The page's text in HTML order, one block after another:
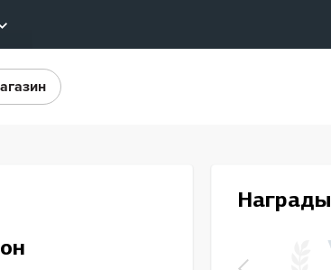
Конференция «Восток»
магазин
Награды